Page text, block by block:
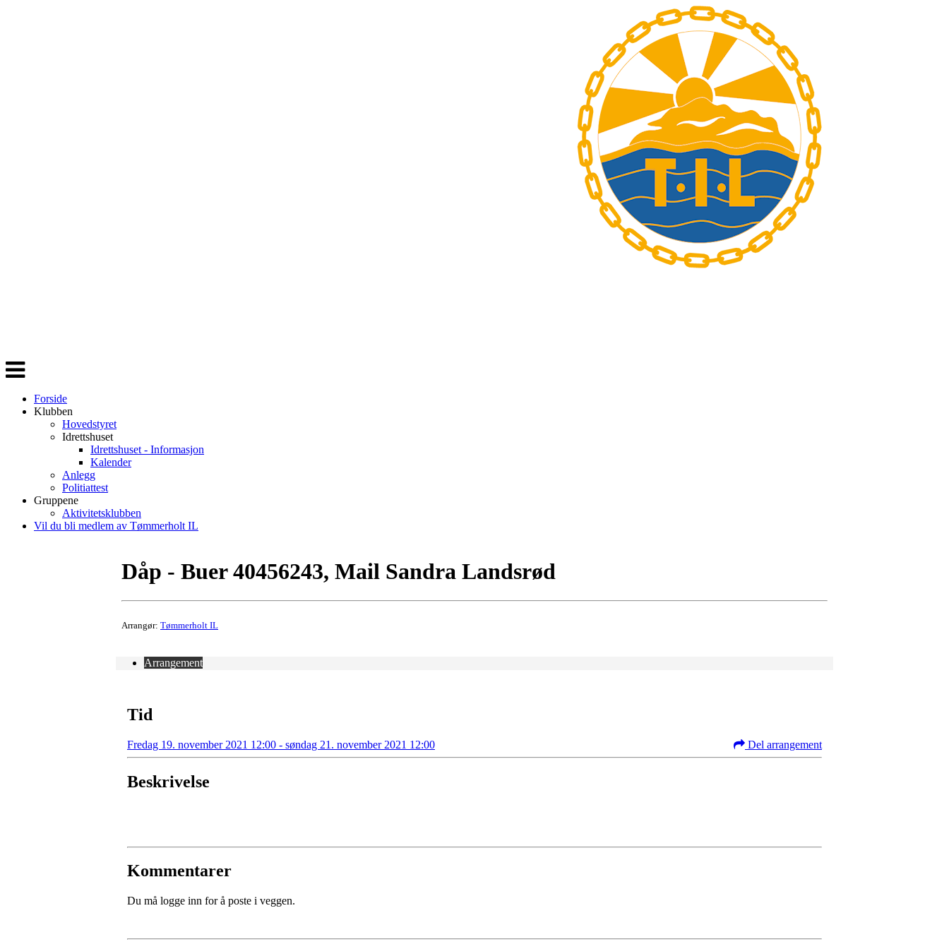
Veksle
navigasjon
Forside
Klubben
Hovedstyret
Idrettshuset
Idrettshuset - Informasjon
Kalender
Anlegg
Politiattest
Gruppene
Aktivitetsklubben
Vil du bli medlem av Tømmerholt IL
Dåp - Buer 40456243, Mail Sandra Landsrød
Arrangør: Tømmerholt IL
Arrangement
Tid
Fredag 19. november 2021 12:00 - søndag 21. november 2021 12:00 Del arrangement
Beskrivelse
Kommentarer
Du må logge inn for å poste i veggen.